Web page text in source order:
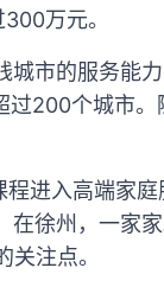
万元。
市的服务能
过200个城市
进入高端家
徐州，一家
注点。